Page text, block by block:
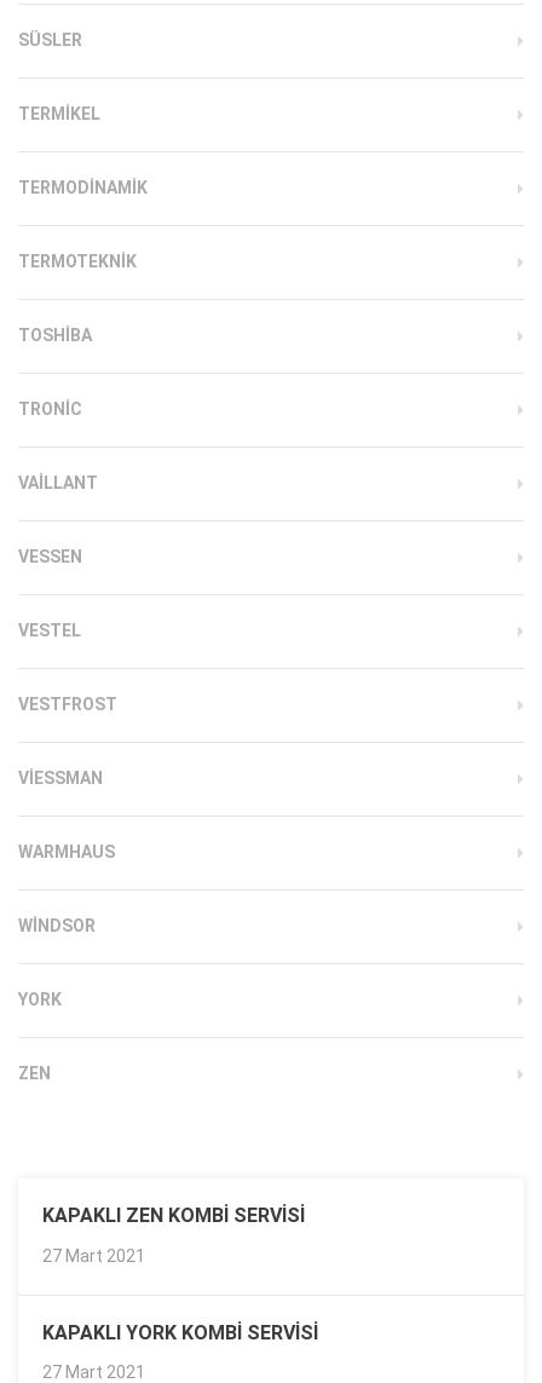
SÜSLER
TERMIKEL
TERMODINAMIK
TERMOTEKNIK
TOSHIBA
TRONIC
VAILLANT
VESSEN
VESTEL
VESTFROST
VIESSMAN
WARMHAUS
WINDSOR
YORK
ZEN
KAPAKLI ZEN KOMBI SERVISI
27 Mart 2021
KAPAKLI YORK KOMBI SERVISI
27 Mart 2021